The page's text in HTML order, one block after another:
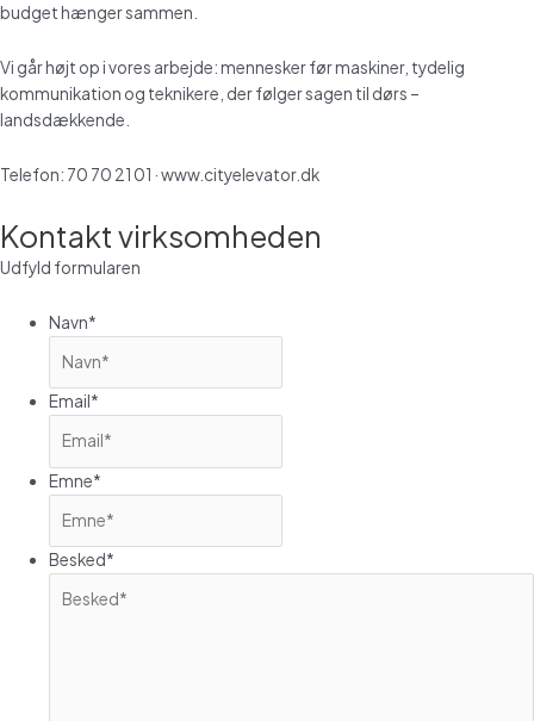
budget hænger sammen.
Vi går højt op i vores arbejde: mennesker før maskiner, tydelig
kommunikation og teknikere, der følger sagen til dørs –
landsdækkende.
Telefon: 70 70 21 01 · www.cityelevator.dk
Kontakt virksomheden
Udfyld formularen
Navn*
Email*
Emne*
Besked*